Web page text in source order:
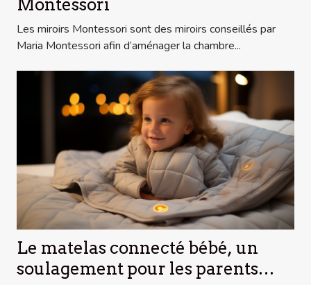
Montessori
Les miroirs Montessori sont des miroirs conseillés par
Maria Montessori afin d’aménager la chambre...
Le matelas connecté bébé, un
soulagement pour les parents